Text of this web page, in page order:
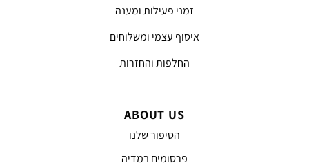
זמני פעילות ומענה
איסוף עצמי ומשלוחים
החלפות והחזרות
ABOUT US
הסיפור שלנו
פרסומים במדיה